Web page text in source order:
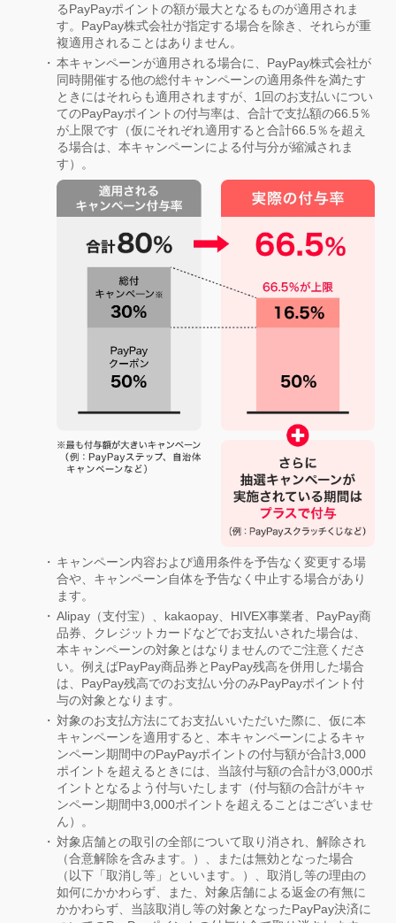
るPayPayポイントの額が最大となるものが適用されま
す。PayPay株式会社が指定する場合を除き、それらが重
複適用されることはありません。
本キャンペーンが適用される場合に、PayPay株式会社が
同時開催する他の総付キャンペーンの適用条件を満たす
ときにはそれらも適用されますが、1回のお支払いについ
てのPayPayポイントの付与率は、合計で支払額の66.5％
が上限です（仮にそれぞれ適用すると合計66.5％を超え
る場合は、本キャンペーンによる付与分が縮減されま
す）。
キャンペーン内容および適用条件を予告なく変更する場
合や、キャンペーン自体を予告なく中止する場合があり
ます。
Alipay（支付宝）、kakaopay、HIVEX事業者、PayPay商
品券、クレジットカードなどでお支払いされた場合は、
本キャンペーンの対象とはなりませんのでご注意くださ
い。例えばPayPay商品券とPayPay残高を併用した場合
は、PayPay残高でのお支払い分のみPayPayポイント付
与の対象となります。
対象のお支払方法にてお支払いいただいた際に、仮に本
キャンペーンを適用すると、本キャンペーンによるキャ
ンペーン期間中のPayPayポイントの付与額が合計3,000
ポイントを超えるときには、当該付与額の合計が3,000ポ
イントとなるよう付与いたします（付与額の合計がキャ
ンペーン期間中3,000ポイントを超えることはございませ
ん）。
対象店舗との取引の全部について取り消され、解除され
（合意解除を含みます。）、または無効となった場合
（以下「取消し等」といいます。）、取消し等の理由の
如何にかかわらず、また、対象店舗による返金の有無に
かかわらず、当該取消し等の対象となったPayPay決済に